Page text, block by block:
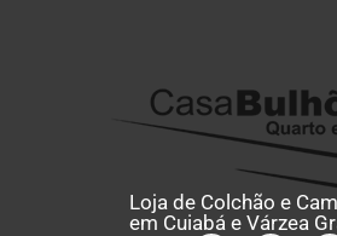
Loja de Colchão e
em Cuiabá e Várzea